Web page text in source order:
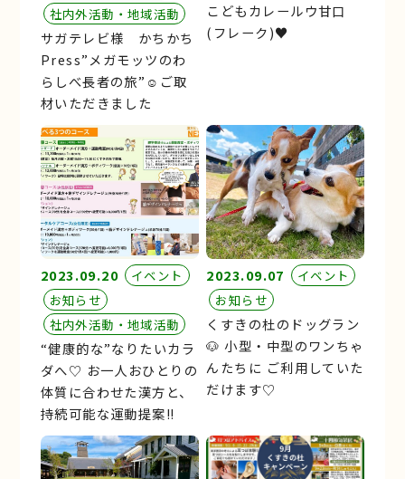
社内外活動・地域活動
サガテレビ様 かちかち
Press”メガモッツのわ
らしべ長者の旅”☺︎ご取
材いただきました
こどもカレールウ甘口
(フレーク)♥
2023.09.20
イベント
お知らせ
社内外活動・地域活動
“健康的な”なりたいカラ
ダへ♡ お一人おひとりの
体質に合わせた漢方と、
持続可能な運動提案‼︎
2023.09.07
イベント
お知らせ
くすきの杜のドッグラン
🐶 小型・中型のワンちゃ
んたちに ご利用していた
だけます♡